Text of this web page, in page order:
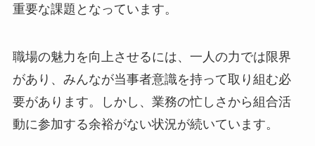
重要な課題となっています。
職場の魅力を向上させるには、一人の力では限界
があり、みんなが当事者意識を持って取り組む必
要があります。しかし、業務の忙しさから組合活
動に参加する余裕がない状況が続いています。